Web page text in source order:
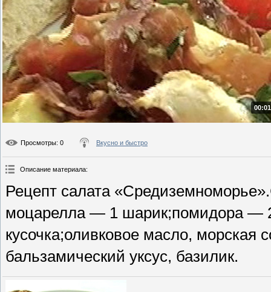
Просмотры: 0 Вкусно и быстро
Описание материала:
Рецепт салата
моцарелла — 1 шарик;помидора —
кусочка;оливковое масло, морская
бальзамический уксус, базилик.